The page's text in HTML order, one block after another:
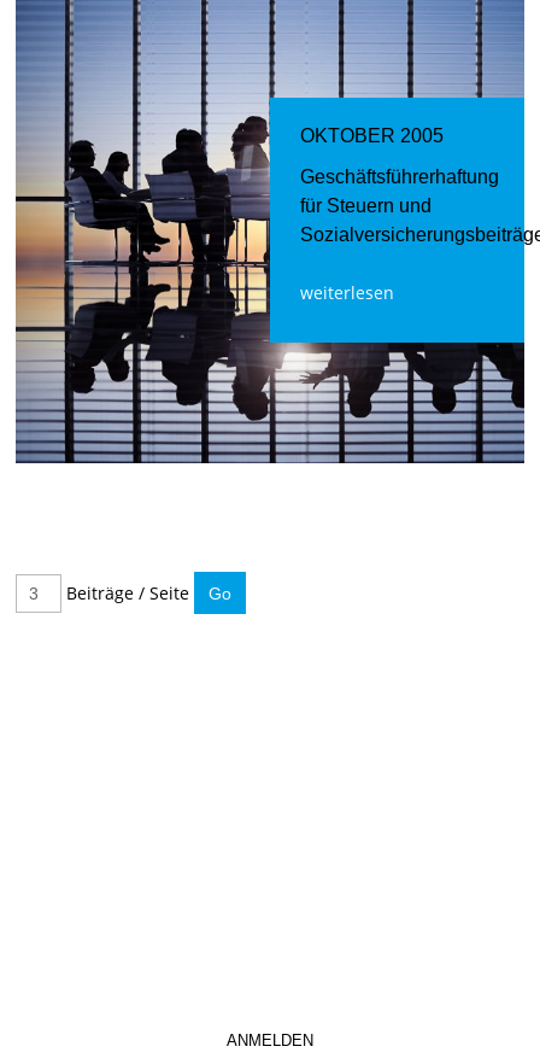
OKTOBER 2005
Geschäftsführerhaftung
für Steuern und
weiterlesen
Beiträge / Seite